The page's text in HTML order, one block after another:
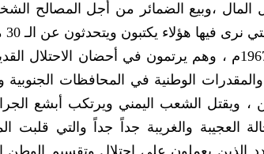
المال ،وبيع الضمائر من أجل المصالح
الجلاء وطرد آخر جندي بريطاني من جنوب الوطن عام 1967م ، وهم يرتمون في أحضان
الوطنية في المحافظات الجنوبية
، ويقتل الشعب اليمني ويرتكب أبشع
والغريبة جداً جداً والتي قلبت
الذين يعملون على احتلال وتقسيم الوطن